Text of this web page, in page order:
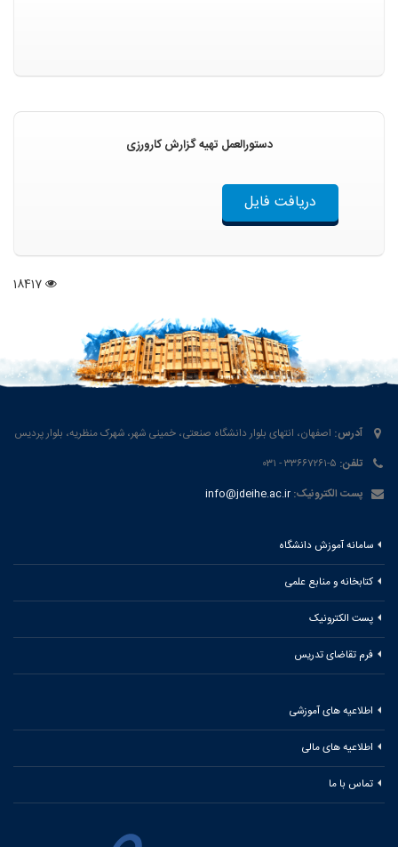
دستورالعمل تهیه گزارش کارورزی
دریافت فایل
آدرس: اصفهان، انتهای بلوار دانشگاه صنعتی، خمینی شهر، شهرک منظریه، بلوار پردیس
تلفن: ۵-۳۳۶۶۷۲۶۱ - ۰۳۱
پست الکترونیک: info@jdeihe.ac.ir
سامانه آموزش دانشگاه
کتابخانه و منابع علمی
پست الکترونیک
فرم تقاضای تدریس
اطلاعیه های آموزشی
اطلاعیه های مالی
تماس با ما